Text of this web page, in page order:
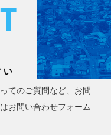
てのご質問など、お問
お問い合わせフォーム